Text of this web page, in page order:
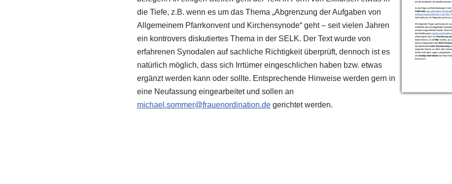
die Tiefe, z.B. wenn es um das Thema „Abgrenzung der Aufgaben von
Allgemeinem Pfarrkonvent und Kirchensynode“ geht – seit vielen Jahren
ein kontrovers diskutiertes Thema in der SELK. Der Text wurde von
erfahrenen Synodalen auf sachliche Richtigkeit überprüft, dennoch ist es
natürlich möglich, dass sich Irrtümer eingeschlichen haben bzw. etwas
ergänzt werden kann oder sollte. Entsprechende Hinweise werden gern in
eine Neufassung eingearbeitet und sollen an
michael.sommer@frauenordination.degerichtet werden.